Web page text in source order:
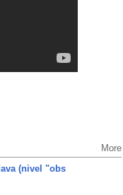
More
(nivel "obs